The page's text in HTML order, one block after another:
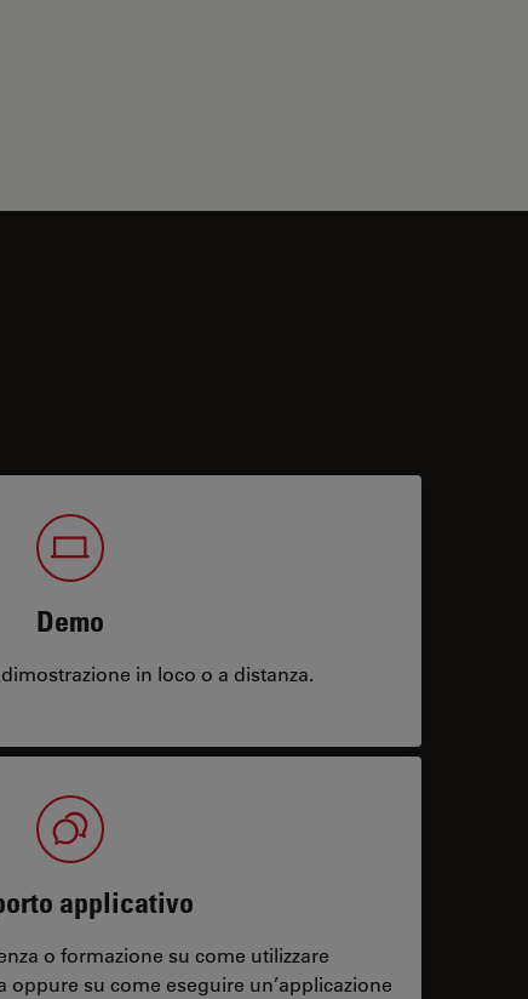
Demo
in loco o a distanza.
applicativo
o formazione su come utilizzare
su come eseguire un’applicazione